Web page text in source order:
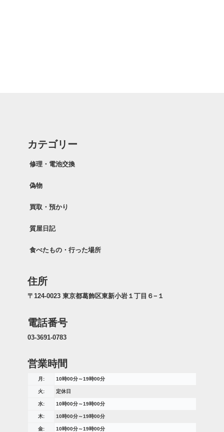
カテゴリー
修理・電池交換
偽物
買取・預かり
質屋日記
食べたもの・行った場所
住所
〒124-0023 東京都葛飾区東新小岩１丁目６−１
電話番号
03-3691-0783
営業時間
月: 10時00分～19時00分
火: 定休日
水: 10時00分～19時00分
木: 10時00分～19時00分
金: 10時00分～19時00分